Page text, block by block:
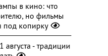
в кино: что
но фильмы
под копирку
- традиции